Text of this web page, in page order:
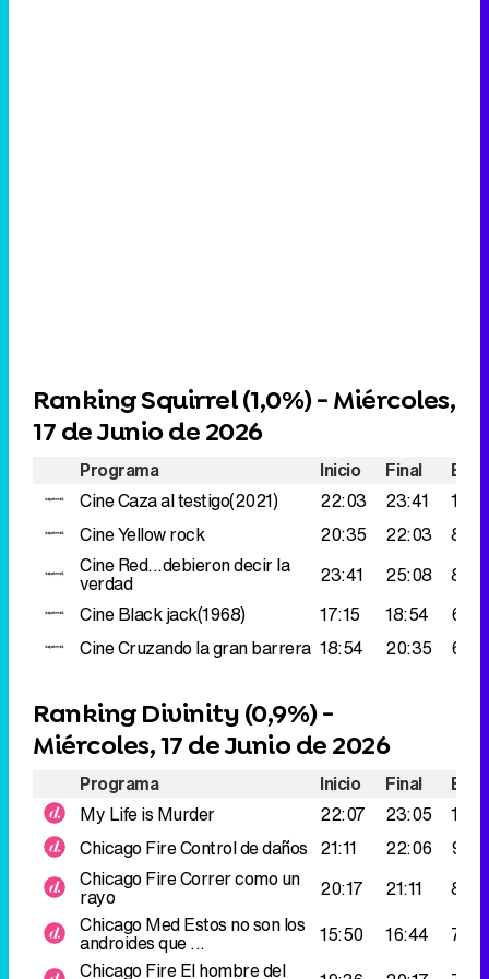
Ranking Squirrel (1,0%) - Miércoles,
17 de Junio de 2026
Programa Inicio Final
CineCaza al testigo(2021) 22:03 23:41
CineYellow rock 20:35 22:03
CineRed...debieron decir la
verdad 23:41 25:08
CineBlack jack(1968) 17:15 18:54
CineCruzando la gran barrera 18:54 20:35
Ranking Divinity (0,9%) -
Miércoles, 17 de Junio de 2026
Programa Inicio Final
My Life is Murder
22:07 23:05
Chicago FireControl de daños 21:11 22:06
Chicago FireCorrer como un
rayo 20:17 21:11
Chicago MedEstos no son los
androides que ... 15:50 16:44
Chicago FireEl hombre del